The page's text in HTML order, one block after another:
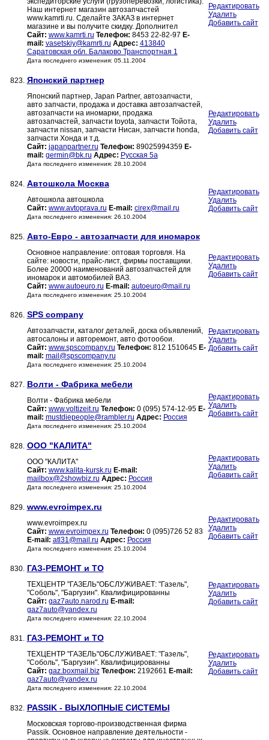
Наш интернет магазин автозапчастей
www.kamrti.ru. Сделайте ЗАКАЗ в интернет
магазине и вы получите скидку. Дополнител
Сайт: www.kamrti.ru Телефон: 8453 22-82-97 E-
mail: vasetskiy@kamrti.ru Адрес: 413840
Саратовская обл. Балаково Транспортная 1
Дата последнего изменения: 05.11.2004
Редактировать
Удалить
Добавить сайт
823. Японский партнер
Японский партнер, Japan Partner, автозапчасти,
авто запчасти, продажа и доставка автозапчастей,
автозапчасти на иномарки, продажа
автозапчастей, запчасти toyota, запчасти Тойота,
запчасти nissan, запчасти Нисан, запчасти honda,
запчасти Хонда и т.д.
Сайт: japanpartner.ru Телефон: 89025994359 E-
mail: germin@bk.ru Адрес: Русская 5а
Дата последнего изменения: 28.10.2004
Редактировать
Удалить
Добавить сайт
824. Автошкола Москва
Автошкола автошкола
Сайт: www.avtoprava.ru E-mail: cirex@mail.ru
Дата последнего изменения: 26.10.2004
Редактировать
Удалить
Добавить сайт
825. Авто-Евро - автозапчасти для иномарок
Основное направление: оптовая торговля. На
сайте: новости, прайс-лист, фирмы поставщики.
Более 20000 наименований автозапчастей для
иномарок и автомобилей ВАЗ.
Сайт: www.autoeuro.ru E-mail: autoeuro@mail.ru
Дата последнего изменения: 25.10.2004
Редактировать
Удалить
Добавить сайт
826. SPS company
Автозапчасти, каталог деталей, доска объявлений,
автосалоны и авторемонт, авто фотообои.
Сайт: www.spscompany.ru Телефон: 812 1510645 E-
mail: mail@spscompany.ru
Дата последнего изменения: 25.10.2004
Редактировать
Удалить
Добавить сайт
827. Волти - Фабрика мебели
Волти - Фабрика мебели
Сайт: www.voltizeit.ru Телефон: 0 (095) 574-12-95 E-
mail: mustdiepeople@rambler.ru Адрес: Россия
Дата последнего изменения: 25.10.2004
Редактировать
Удалить
Добавить сайт
828. ООО "КАЛИТА"
ООО "КАЛИТА"
Сайт: www.kalita-kursk.ru E-mail:
mailbox@2showbiz.ru Адрес: Россия
Дата последнего изменения: 25.10.2004
Редактировать
Удалить
Добавить сайт
829. www.evroimpex.ru
www.evroimpex.ru
Сайт: www.evroimpex.ru Телефон: 0 (095)726 52 83
E-mail: atl31@mail.ru Адрес: Россия
Дата последнего изменения: 25.10.2004
Редактировать
Удалить
Добавить сайт
830. ГАЗ-РЕМОНТ и ТО
ТЕХЦЕНТР "ГАЗЕЛЬ"ОБСЛУЖИВАЕТ: "Газель",
"Соболь", "Баргузин". Квалифицированны
Сайт: gaz7auto.narod.ru E-mail:
gaz7auto@yandex.ru
Дата последнего изменения: 22.10.2004
Редактировать
Удалить
Добавить сайт
831. ГАЗ-РЕМОНТ и ТО
ТЕХЦЕНТР "ГАЗЕЛЬ"ОБСЛУЖИВАЕТ: "Газель",
"Соболь", "Баргузин". Квалифицированны
Сайт: gaz.boxmail.biz Телефон: 2192661 E-mail:
gaz7auto@yandex.ru
Дата последнего изменения: 22.10.2004
Редактировать
Удалить
Добавить сайт
832. PASSIK - ВЫХЛОПНЫЕ СИСТЕМЫ
Московская торгово-производственная фирма
Passik. Основное направление деятельности -